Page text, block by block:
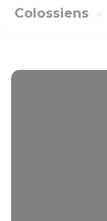
Colossiens